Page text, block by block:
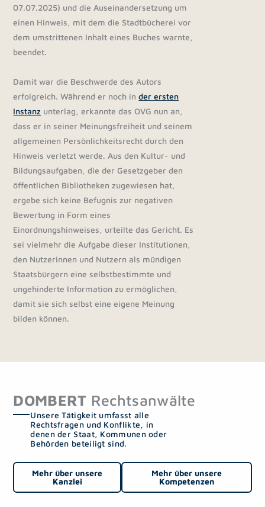
07.07.2025) und die Auseinandersetzung um
einen Hinweis, mit dem die Stadtbücherei vor
dem umstrittenen Inhalt eines Buches warnte,
beendet.
Damit war die Beschwerde des Autors
erfolgreich. Während er noch inder ersten
Instanz unterlag, erkannte das OVG nun an,
dass er in seiner Meinungsfreiheit und seinem
allgemeinen Persönlichkeitsrecht durch den
Hinweis verletzt werde. Aus den Kultur- und
Bildungsaufgaben, die der Gesetzgeber den
öffentlichen Bibliotheken zugewiesen hat,
ergebe sich keine Befugnis zur negativen
Bewertung in Form eines
Einordnungshinweises, urteilte das Gericht. Es
sei vielmehr die Aufgabe dieser Institutionen,
den Nutzerinnen und Nutzern als mündigen
Staatsbürgern eine selbstbestimmte und
ungehinderte Information zu ermöglichen,
damit sie sich selbst eine eigene Meinung
bilden können.
DOMBERT Rechtsanwälte
Unsere Tätigkeit umfasst alle
Rechtsfragen und Konflikte, in
denen der Staat, Kommunen oder
Behörden beteiligt sind.
Mehr über unsere
Kanzlei
Mehr über unsere
Kompetenzen